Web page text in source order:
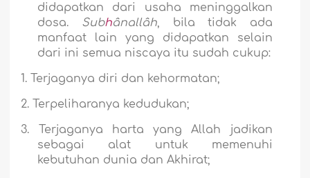
didapatkan dari usaha meninggalkan
dosa. Subhânallâh, bila tidak ada
manfaat lain yang didapatkan selain
dari ini semua niscaya itu sudah cukup:
1. Terjaganya diri dan kehormatan;
2. Terpeliharanya kedudukan;
3.
Terjaganya harta yang Allah jadikan
sebagai alat untuk memenuhi
kebutuhan dunia dan Akhirat;